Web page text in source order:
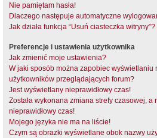
Nie pamiętam hasła!
Dlaczego następuje automatyczne
Jak działa funkcja “Usuń ciasteczka witryny”?
Preferencje i ustawienia użytkownika
Jak zmienić moje ustawienia?
W jaki sposób można zapobiec wyświetlaniu
użytkowników przeglądających forum?
Jest wyświetlany nieprawidłowy czas!
Została wykonana zmiana strefy czasowej, a
nieprawidłowy czas!
Mojego języka nie ma na liście!
Czym są obrazki wyświetlane obok nazwy